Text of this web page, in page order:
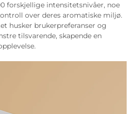
forskjellige intensitetsnivåer, noe
over deres aromatiske miljø.
husker brukerpreferanser og
tilsvarende, skapende en